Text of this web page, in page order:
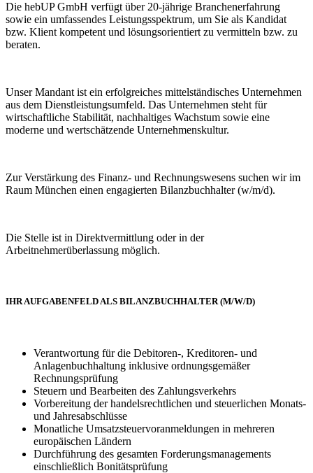
Die hebUP GmbH verfügt über 20-jährige Branchenerfahrung
sowie ein umfassendes Leistungsspektrum, um Sie als Kandidat
bzw. Klient kompetent und lösungsorientiert zu vermitteln bzw. zu
beraten.
Unser Mandant ist ein erfolgreiches mittelständisches Unternehmen
aus dem Dienstleistungsumfeld. Das Unternehmen steht für
wirtschaftliche Stabilität, nachhaltiges Wachstum sowie eine
moderne und wertschätzende Unternehmenskultur.
Zur Verstärkung des Finanz- und Rechnungswesens suchen wir im
Raum München einen engagierten Bilanzbuchhalter (w/m/d).
Die Stelle ist in Direktvermittlung oder in der
Arbeitnehmerüberlassung möglich.
IHR AUFGABENFELD ALS BILANZBUCHHALTER (M/W/D)
Verantwortung für die Debitoren-, Kreditoren- und
Anlagenbuchhaltung inklusive ordnungsgemäßer
Rechnungsprüfung
Steuern und Bearbeiten des Zahlungsverkehrs
Vorbereitung der handelsrechtlichen und steuerlichen Monats-
und Jahresabschlüsse
Monatliche Umsatzsteuervoranmeldungen in mehreren
europäischen Ländern
Durchführung des gesamten Forderungsmanagements
einschließlich Bonitätsprüfung